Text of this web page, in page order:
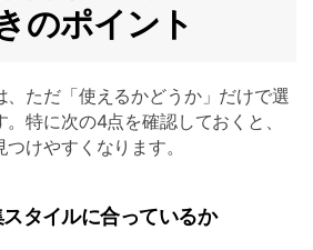
のポイント
、ただ「使えるかどうか」だけで選
特に次の4点を確認しておくと、
けやすくなります。
タイルに合っているか